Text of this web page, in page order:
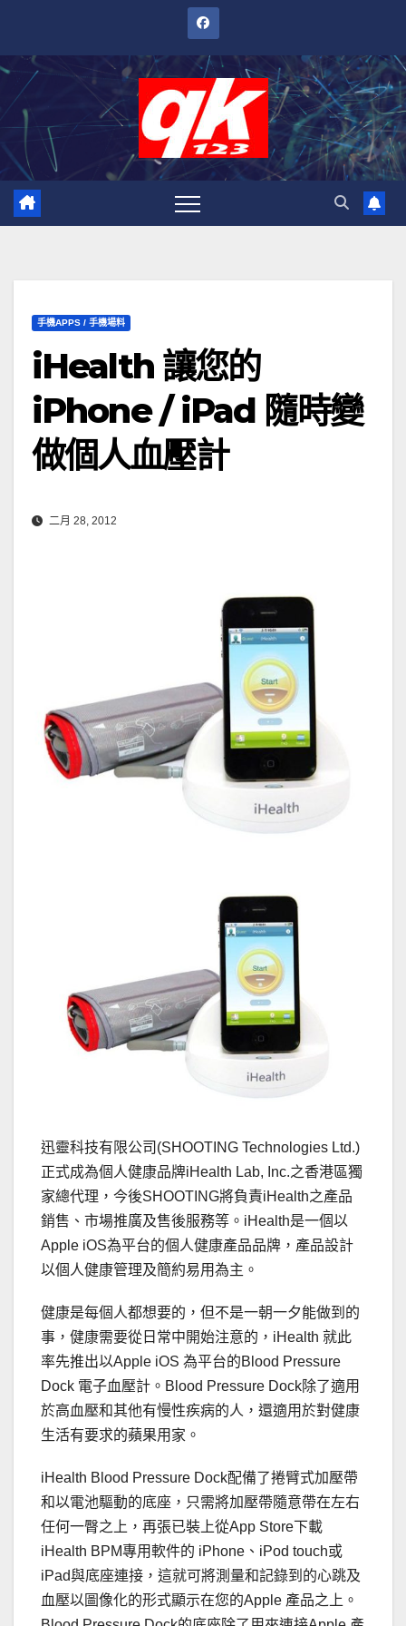
內
手機APPS / 手機場料
iHealth 讓您的
iPhone / iPad 隨時變
做個人血壓計
二月 28, 2012
迅靈科技有限公司(SHOOTING Technologies Ltd.)
正式成為個人健康品牌iHealth Lab, Inc.之香港區獨
家總代理，今後SHOOTING將負責iHealth之產品
銷售、市場推廣及售後服務等。iHealth是一個以
Apple iOS為平台的個人健康產品品牌， 產品設計
以個人健康管理及簡約易用為主。
健康是每個人都想要的，但不是一朝一夕能做到的
事， 健康需要從日常中開始注意的，iHealth 就此
率先推出以Apple iOS 為平台的Blood Pressure
Dock 電子血壓計。Blood Pressure Dock除了適用
於高血壓和其他有慢性疾病的人， 還適用於對健康
生活有要求的蘋果用家。
iHealth Blood Pressure Dock配備了捲臂式加壓帶
和以電池驅動的底座， 只需將加壓帶隨意帶在左右
任何一臀之上，再張已裝上從App Store下載
iHealth BPM專用軟件的 iPhone、iPod touch或
iPad與底座連接， 這就可將測量和記錄到的心跳及
血壓以圖像化的形式顯示在您的Apple 產品之上。